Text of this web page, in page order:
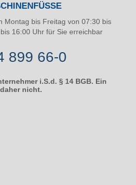
Montag bis Freitag von 07:30 bis
16:00 Uhr für Sie erreichbar
899 66-0
i.S.d. § 14 BGB. Ein
nicht.